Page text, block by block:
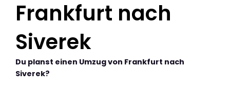
Frankfurt nach
Siverek
Du planst einen Umzug von Frankfurt nach
Siverek?